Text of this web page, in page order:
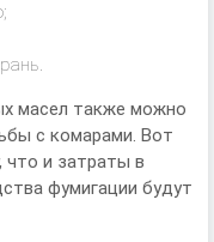
масел также можно
с комарами. Вот
что и затраты в
фумигации будут